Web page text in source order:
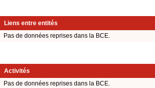
Liens entre entités
Pas de données reprises dans la BCE.
Activités
Pas de données reprises dans la BCE.